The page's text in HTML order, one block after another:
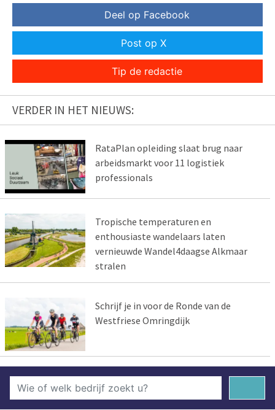
Deel op Facebook
Post op X
Tip de redactie
VERDER IN HET NIEUWS:
RataPlan opleiding slaat brug naar
arbeidsmarkt voor 11 logistiek
professionals
Tropische temperaturen en
enthousiaste wandelaars laten
vernieuwde Wandel4daagse Alkmaar
stralen
Schrijf je in voor de Ronde van de
Westfriese Omringdijk